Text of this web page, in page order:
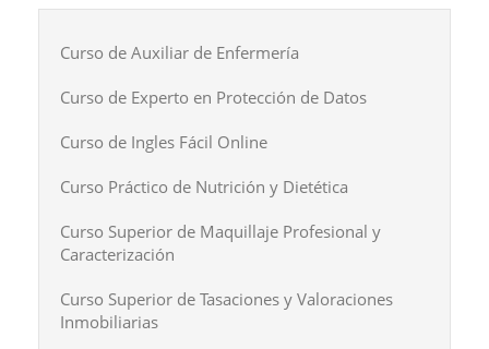
Curso de Auxiliar de Enfermería
Curso de Experto en Protección de Datos
Curso de Ingles Fácil Online
Curso Práctico de Nutrición y Dietética
Curso Superior de Maquillaje Profesional y
Caracterización
Curso Superior de Tasaciones y Valoraciones
Inmobiliarias